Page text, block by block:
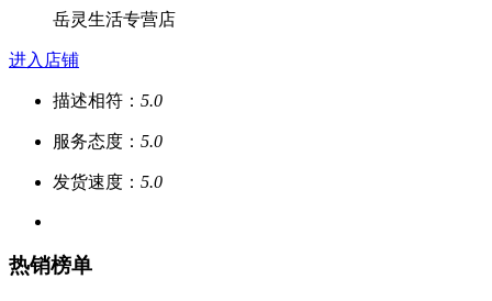
岳灵生活专营店
进入店铺
描述相符： 5.0
服务态度： 5.0
发货速度： 5.0
热销榜单